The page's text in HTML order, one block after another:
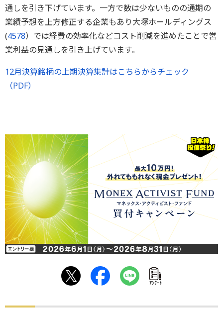
通しを引き下げています。一方で数は少ないものの通期の
業績予想を上方修正する企業もあり大塚ホールディングス
(4578）では経費の効率化などコスト削減を進めたことで営
業利益の見通しを引き上げています。
12月決算銘柄の上期決算集計はこちらからチェック
（PDF）
ｱﾝｹｰﾄ